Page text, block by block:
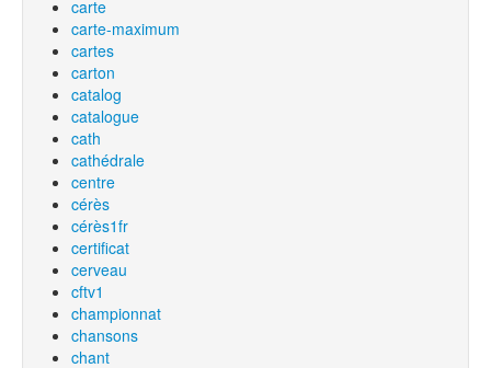
carte
carte-maximum
cartes
carton
catalog
catalogue
cath
cathédrale
centre
cérès
cérès1fr
certificat
cerveau
cftv1
championnat
chansons
chant